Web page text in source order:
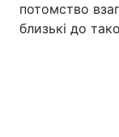
потомство
близькі до